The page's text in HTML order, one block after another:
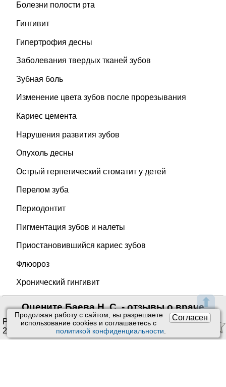
⬆
Согласен
Продолжая работу с сайтом, вы разрешаете
использование сookies и соглашаетесь с
политикой конфиденциальности.
Болезни полости рта
Гингивит
Гипертрофия десны
Заболевания твердых тканей зубов
Зубная боль
Изменение цвета зубов после прорезывания
Кариес цемента
Нарушения развития зубов
Опухоль десны
Острый герпетический стоматит у детей
Перелом зуба
Периодонтит
Пигментация зубов и налеты
Приостановившийся кариес зубов
Флюороз
Хронический гингивит
Оцените Баева Н. С. - отзывы о враче
Рейтинг:4.00/5. Оценок:
2